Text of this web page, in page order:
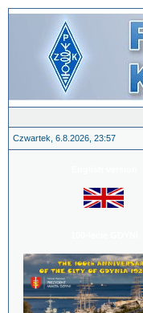
Czwartek, 6.8.2026, 23:57